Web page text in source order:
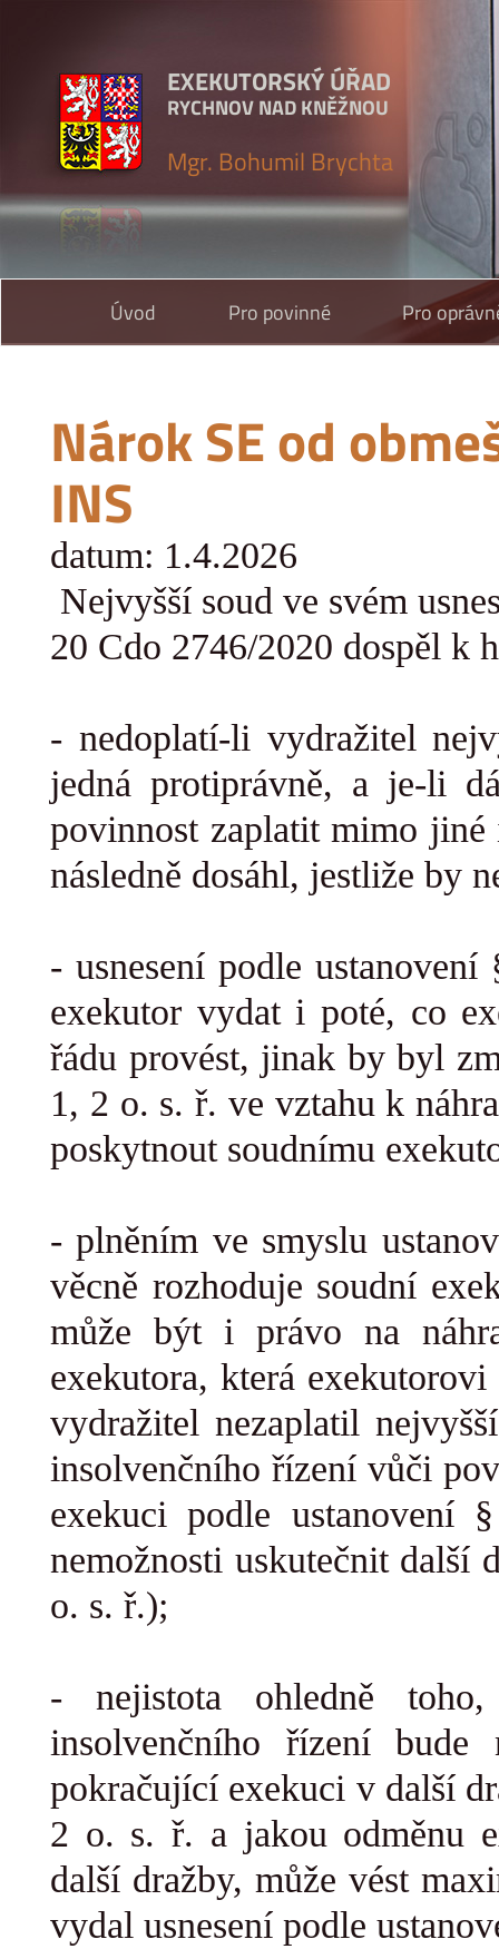
EXEKUTORSKÝ ÚŘAD
RYCHNOV NAD KNĚŽNOU
Mgr. Bohumil Brychta
Úvod Pro povinné Pro
Nárok SE od
INS
datum: 1.4.2026
Nejvyšší soud ve svém
20 Cdo 2746/2020 dospěl k
- nedoplatí-li vydražitel
jedná protiprávně, a je-li
povinnost zaplatit mimo
následně dosáhl, jestliže by
- usnesení podle
exekutor vydat i poté, co
řádu provést, jinak by byl
1, 2 o. s. ř. ve vztahu k
poskytnout soudnímu
- plněním ve smyslu
věcně rozhoduje soudní
může být i právo na
exekutora, která
vydražitel nezaplatil
insolvenčního řízení vůči
exekuci podle
nemožnosti uskutečnit další
o. s. ř.);
- nejistota ohledně
insolvenčního řízení bude
pokračující exekuci v další
2 o. s. ř. a jakou odměnu
další dražby, může vést
vydal usnesení podle